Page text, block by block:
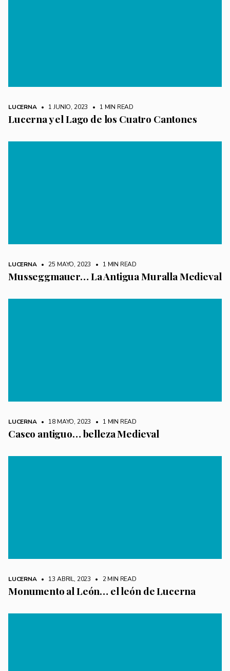
LUCERNA • 1 JUNIO, 2023 • 1 MIN READ
Lucerna y el Lago de los Cuatro Cantones
LUCERNA • 25 MAYO, 2023 • 1 MIN READ
Musseggmauer… La Antigua Muralla Medieval
LUCERNA • 18 MAYO, 2023 • 1 MIN READ
Casco antiguo… belleza Medieval
LUCERNA • 13 ABRIL, 2023 • 2 MIN READ
Monumento al León… el león de Lucerna